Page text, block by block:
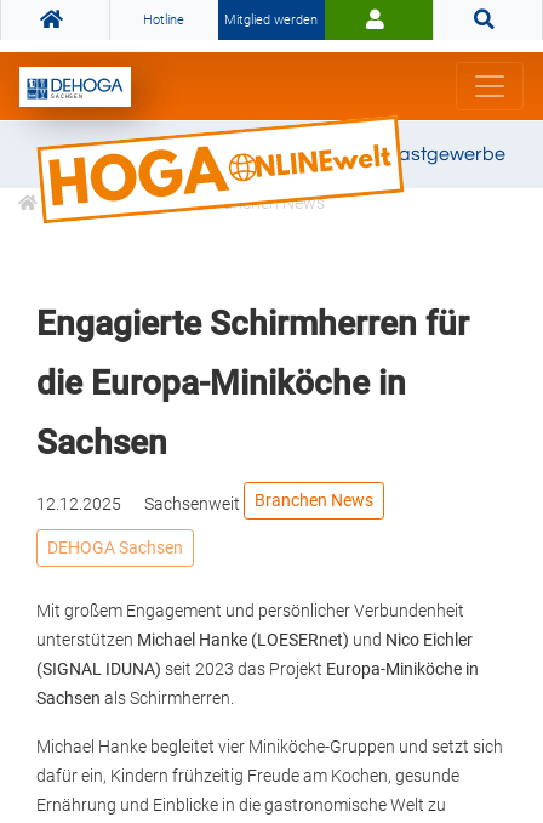
Hotline Mitglied werden
Gemeinsam stark für das Gastgewerbe
Informationen Branchen News
Engagierte Schirmherren für
die Europa-Miniköche in
Sachsen
12.12.2025 Sachsenweit Branchen News
DEHOGA Sachsen
Mit großem Engagement und persönlicher Verbundenheit
unterstützen Michael Hanke (LOESERnet) und Nico Eichler
(SIGNAL IDUNA) seit 2023 das Projekt Europa-Miniköche in
Sachsen als Schirmherren.
Michael Hanke begleitet vier Miniköche-Gruppen und setzt sich
dafür ein, Kindern frühzeitig Freude am Kochen, gesunde
Ernährung und Einblicke in die gastronomische Welt zu